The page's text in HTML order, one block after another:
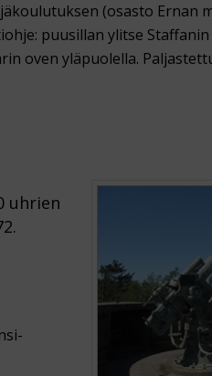
(osasto Ernan
puusillan ylitse
oven yläpuolella.
uhrien